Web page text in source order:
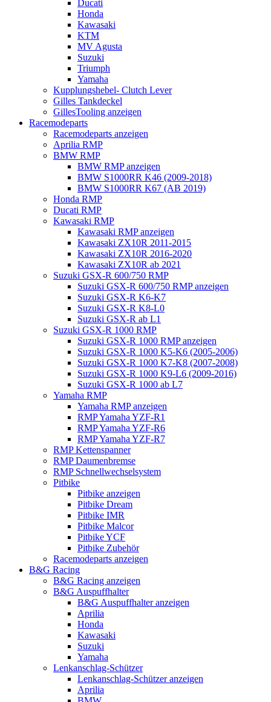
Ducati
Honda
Kawasaki
KTM
MV Agusta
Suzuki
Triumph
Yamaha
Kupplungshebel- Clutch Lever
Gilles Tankdeckel
GillesTooling anzeigen
Racemodeparts
Racemodeparts anzeigen
Aprilia RMP
BMW RMP
BMW RMP anzeigen
BMW S1000RR K46 (2009-2018)
BMW S1000RR K67 (AB 2019)
Honda RMP
Ducati RMP
Kawasaki RMP
Kawasaki RMP anzeigen
Kawasaki ZX10R 2011-2015
Kawasaki ZX10R 2016-2020
Kawasaki ZX10R ab 2021
Suzuki GSX-R 600/750 RMP
Suzuki GSX-R 600/750 RMP anzeigen
Suzuki GSX-R K6-K7
Suzuki GSX-R K8-L0
Suzuki GSX-R ab L1
Suzuki GSX-R 1000 RMP
Suzuki GSX-R 1000 RMP anzeigen
Suzuki GSX-R 1000 K5-K6 (2005-2006)
Suzuki GSX-R 1000 K7-K8 (2007-2008)
Suzuki GSX-R 1000 K9-L6 (2009-2016)
Suzuki GSX-R 1000 ab L7
Yamaha RMP
Yamaha RMP anzeigen
RMP Yamaha YZF-R1
RMP Yamaha YZF-R6
RMP Yamaha YZF-R7
RMP Kettenspanner
RMP Daumenbremse
RMP Schnellwechselsystem
Pitbike
Pitbike anzeigen
Pitbike Dream
Pitbike IMR
Pitbike Malcor
Pitbike YCF
Pitbike Zubehör
Racemodeparts anzeigen
B&G Racing
B&G Racing anzeigen
B&G Auspuffhalter
B&G Auspuffhalter anzeigen
Aprilia
Honda
Kawasaki
Suzuki
Yamaha
Lenkanschlag-Schützer
Lenkanschlag-Schützer anzeigen
Aprilia